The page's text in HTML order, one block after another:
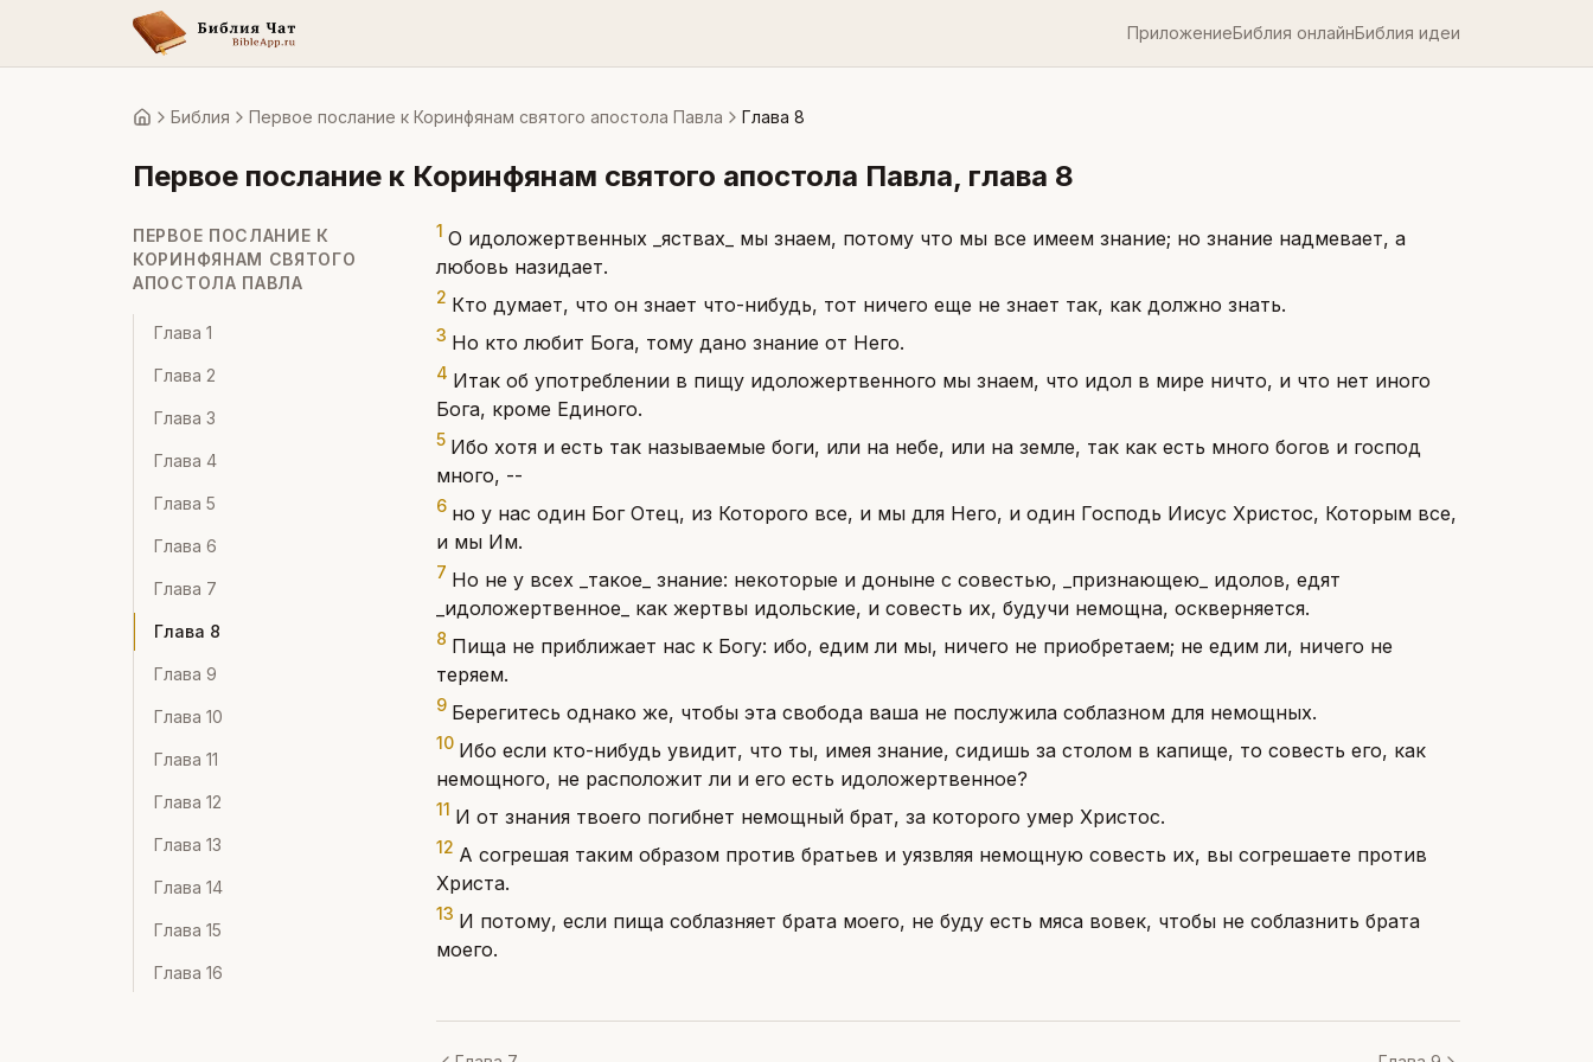
ПриложениеБиблия онлайнБиблия идеи
ГлавнаяБиблия Первое послание к Коринфянам святого апостола Павла Глава 8
Первое послание к Коринфянам святого апостола Павла, глава 8
ПЕРВОЕ ПОСЛАНИЕ К
КОРИНФЯНАМ СВЯТОГО
АПОСТОЛА ПАВЛА
Глава 1
Глава 2
Глава 3
Глава 4
Глава 5
Глава 6
Глава 7
Глава 8
Глава 9
Глава 10
Глава 11
Глава 12
Глава 13
Глава 14
Глава 15
Глава 16
1 О идоложертвенных _яствах_ мы знаем, потому что мы все имеем знание; но знание надмевает, а
любовь назидает.
2 Кто думает, что он знает что-нибудь, тот ничего еще не знает так, как должно знать.
3 Но кто любит Бога, тому дано знание от Него.
4 Итак об употреблении в пищу идоложертвенного мы знаем, что идол в мире ничто, и что нет иного
Бога, кроме Единого.
5 Ибо хотя и есть так называемые боги, или на небе, или на земле, так как есть много богов и господ
много, --
6 но у нас один Бог Отец, из Которого все, и мы для Него, и один Господь Иисус Христос, Которым все,
и мы Им.
7 Но не у всех _такое_ знание: некоторые и доныне с совестью, _признающею_ идолов, едят
_идоложертвенное_ как жертвы идольские, и совесть их, будучи немощна, оскверняется.
8 Пища не приближает нас к Богу: ибо, едим ли мы, ничего не приобретаем; не едим ли, ничего не
теряем.
9 Берегитесь однако же, чтобы эта свобода ваша не послужила соблазном для немощных.
10 Ибо если кто-нибудь увидит, что ты, имея знание, сидишь за столом в капище, то совесть его, как
немощного, не расположит ли и его есть идоложертвенное?
11 И от знания твоего погибнет немощный брат, за которого умер Христос.
12 А согрешая таким образом против братьев и уязвляя немощную совесть их, вы согрешаете против
Христа.
13 И потому, если пища соблазняет брата моего, не буду есть мяса вовек, чтобы не соблазнить брата
моего.